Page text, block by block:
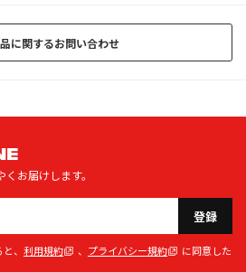
に関するお問い合わせ
お届けします。
登録
、 利用規約 、 プライバシー規約
に同意した